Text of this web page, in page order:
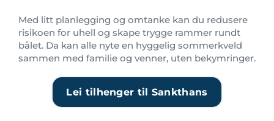
Med litt planlegging og omtanke kan du redusere
risikoen for uhell og skape trygge rammer rundt
bålet. Da kan alle nyte en hyggelig sommerkveld
sammen med familie og venner, uten bekymringer.
Lei tilhenger til Sankthans